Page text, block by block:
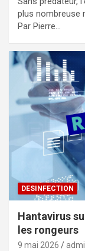
plus nombreuse
Par Pierre…
DESINFECTION
Hantavirus
les rongeurs
9 mai 2026